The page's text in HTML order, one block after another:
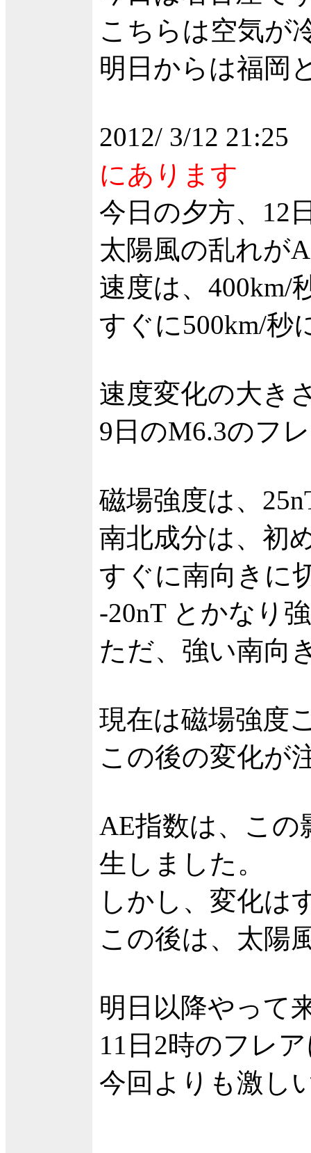
こちらは空気が
明日からは福岡
2012/ 3/12 21:25
にあります
今日の夕方、12
太陽風の乱れが
速度は、400km/
すぐに500km/秒
速度変化の大き
9日のM6.3のフ
磁場強度は、
南北成分は、初
すぐに南向きに
-20nT とかなり
ただ、強い南向
現在は磁場強度
この後の変化が
AE指数は、この
生しました。
しかし、変化は
この後は、太陽
明日以降やって
11日2時のフレ
今回よりも激し